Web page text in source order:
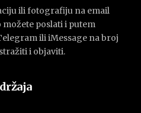
ili fotografiju na email
možete poslati i putem
ili iMessage na broj
i objaviti.